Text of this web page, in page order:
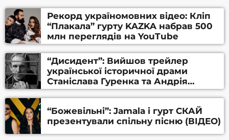
Рекорд україномовних відео: Кліп
“Плакала” гурту KAZKA набрав 500
млн переглядів на YouTube
“Дисидент”: Вийшов трейлер
української історичної драми
Станіслава Гуренка та Андрія
Алфьорова (ВІДЕО)
“Божевільні”: Jamala і гурт СКАЙ
презентували спільну пісню (ВІДЕО)